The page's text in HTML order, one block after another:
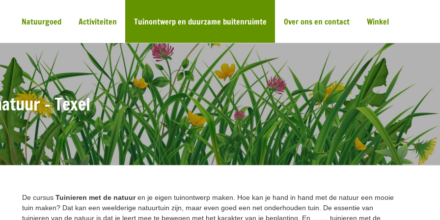
Natuurgoed Activiteiten Tuinontwerp en duurzame buitenruimte Over ons en contact Winkel
– Texel
De cursus Tuinieren met de natuuren je eigen tuinontwerp maken. Hoe kan je hand in hand met de natuur een mooie
tuin maken? Dat kan een weelderige natuurtuin zijn, maar even goed een net onderhouden tuin. De essentie van
tuinieren van de natuur is dat je leert mee te bewegen met het karakter van je beplanting. En ……. tuinieren met de